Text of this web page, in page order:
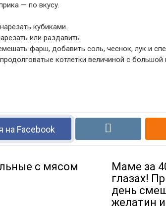
— по вкусу.
кубиками.
или раздавить.
фарш, добавить соль, чеснок, лук и
котлетки величиной с
на Facebook
с мясом
Маме за
глазах!
день
желатин